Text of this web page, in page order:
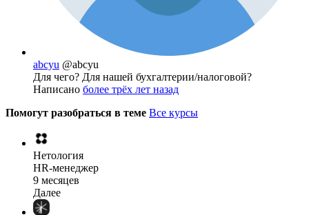
abcyu @abcyu
Для чего? Для нашей бухгалтерии/налоговой?
Написано более трёх лет назад
Помогут разобраться в теме Все курсы
Нетология
HR-менеджер
9 месяцев
Далее